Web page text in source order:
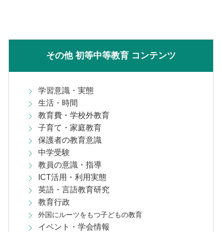
その他 初等中等教育 コンテンツ
学習意識・実態
生活・時間
教育費・学校外教育
子育て・家庭教育
保護者の教育意識
中学受験
教員の意識・指導
ICT活用・利用実態
英語・言語教育研究
教育行政
外国にルーツをもつ子どもの教育
イベント・学会情報